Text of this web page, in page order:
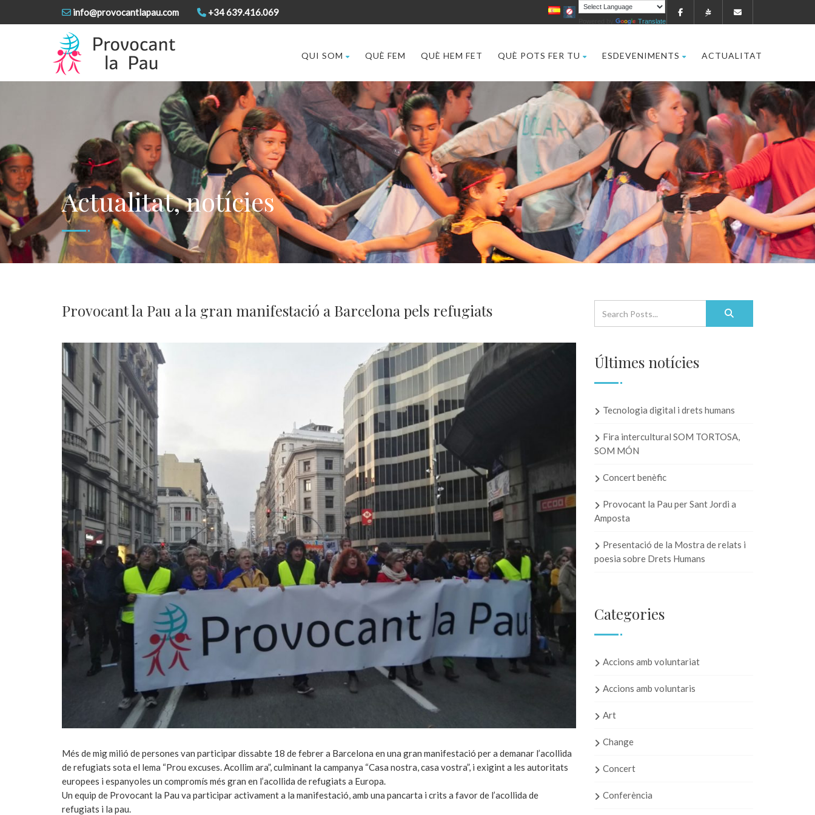
info@provocantlapau.com +34 639.416.069
Translate
QUI SOM QUÈ FEM QUÈ HEM FET QUÈ POTS FER TU ESDEVENIMENTS ACTUALITAT
Actualitat, notícies
Provocant la Pau a la gran manifestació a Barcelona pels refugiats
Més de mig milió de persones van participar dissabte 18 de febrer a Barcelona en una gran manifestació per a demanar l’acollida
de refugiats sota el lema “Prou excuses. Acollim ara”, culminant la campanya “Casa nostra, casa vostra”, i exigint a les autoritats
europees i espanyoles un compromís més gran en l’acollida de refugiats a Europa.
Un equip de Provocant la Pau va participar activament a la manifestació, amb una pancarta i crits a favor de l’acollida de
refugiats i la pau.
Últimes notícies
Tecnologia digital i drets humans
Fira intercultural SOM TORTOSA,
SOM MÓN
Concert benèfic
Provocant la Pau per Sant Jordi a
Amposta
Presentació de la Mostra de relats i
poesia sobre Drets Humans
Categories
Accions amb voluntariat
Accions amb voluntaris
Art
Change
Concert
Conferència